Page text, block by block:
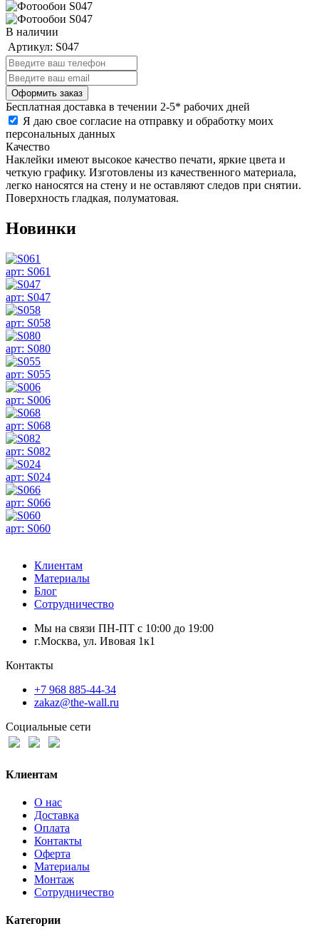
В наличии
Артикул: S047
Бесплатная доставка в течении 2-5* рабочих дней
Я даю свое согласие на отправку и обработку моих
персональных данных
Качество
Наклейки имеют высокое качество печати, яркие цвета и
четкую графику. Изготовлены из качественного материала,
легко наносятся на стену и не оставляют следов при снятии.
Поверхность гладкая, полуматовая.
Новинки
арт: S061
арт: S047
арт: S058
арт: S080
арт: S055
арт: S006
арт: S068
арт: S082
арт: S024
арт: S066
арт: S060
Клиентам
Материалы
Блог
Сотрудничество
Мы на связи ПН-ПТ с 10:00 до 19:00
г.Москва, ул. Ивовая 1к1
Контакты
+7 968 885-44-34
zakaz@the-wall.ru
Социальные сети
Клиентам
О нас
Доставка
Оплата
Контакты
Оферта
Материалы
Монтаж
Сотрудничество
Категории